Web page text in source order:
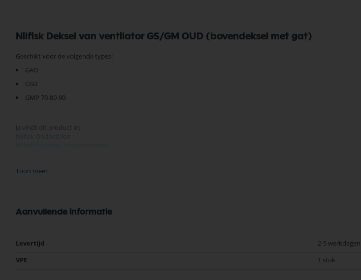
Nilfisk Deksel van ventilator GS/GM OUD (bovendeksel met gat)
Geschikt voor de volgende types:
GAD
GSD
GMP 70-80-90
Je vindt dit product in;
Nilfisk Onderdelen
Bekijk meer Nilfisk Onderdelen
Toon meer
Aanvullende informatie
Meer
informatie
Levertijd
2-5 werkdagen
VPE
1 stuk